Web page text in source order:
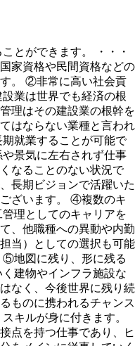
とができます。 ・・・
家資格や民間資格などの
。 ②非常に高い社会貢
業は世界でも経済の根
理はその建設業の根幹を
はならない業種と言われ
就業することが可能で
景気に左右されず仕事
なることのない状況で
長期ビジョンで活躍いた
ざいます。 ④複数のキ
理としてのキャリアを
、他職種への異動や内勤
当）としての選択も可能
⑤地図に残り、形に残る
建物やインフラ施設な
なく、今後世界に残り続
ものに携われるチャンス
キルが身に付きます。
点を持つ仕事であり、ヒ